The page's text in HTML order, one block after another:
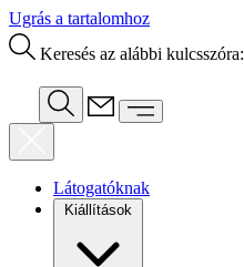
Ugrás a tartalomhoz
Keresés az alábbi kulcsszóra:
Látogatóknak
Kiállítások